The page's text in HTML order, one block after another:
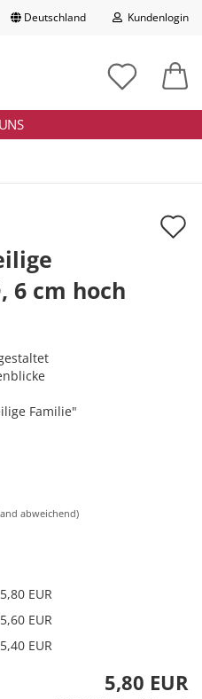
Deutschland Kundenlogin
6 cm hoch
Familie"
abweichend)
EUR
EUR
EUR
5,80 EUR